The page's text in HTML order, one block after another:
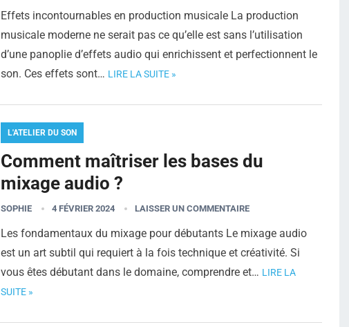
Effets incontournables en production musicale La production
musicale moderne ne serait pas ce qu’elle est sans l’utilisation
d’une panoplie d’effets audio qui enrichissent et perfectionnent le
son. Ces effets sont… LIRE LA SUITE »
L'ATELIER DU SON
Comment maîtriser les bases du
mixage audio ?
SOPHIE 4 FÉVRIER 2024 LAISSER UN COMMENTAIRE
Les fondamentaux du mixage pour débutants Le mixage audio
est un art subtil qui requiert à la fois technique et créativité. Si
vous êtes débutant dans le domaine, comprendre et… LIRE LA
SUITE »